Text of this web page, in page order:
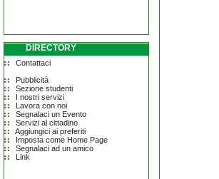
DIRECTORY
Contattaci
Pubblicità
Sezione studenti
I nostri servizi
Lavora con noi
Segnalaci un Evento
Servizi al cittadino
Aggiungici ai preferiti
Imposta come Home Page
Segnalaci ad un amico
Link